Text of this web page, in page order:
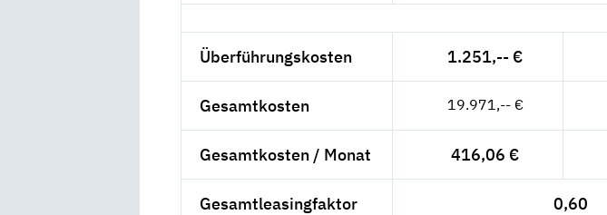
Überführungskosten 1.251,-- €
Gesamtkosten 19.971,-- €
Gesamtkosten / Monat 416,06 €
Gesamtleasingfaktor 0,60